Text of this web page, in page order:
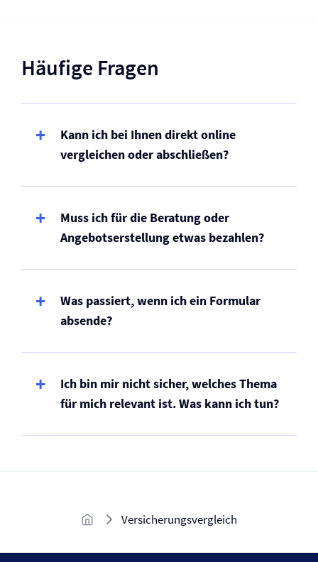
Häufige Fragen
Kann ich bei Ihnen direkt online
vergleichen oder abschließen?
Muss ich für die Beratung oder
Angebots­erstellung etwas bezahlen?
Was passiert, wenn ich ein Formular
absende?
Ich bin mir nicht sicher, welches Thema
für mich relevant ist. Was kann ich tun?
Versicherungs­vergleich